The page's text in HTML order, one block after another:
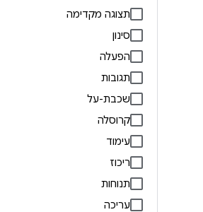
תצוגה מקדימה
סינון
הפעלה
תגובות
שכבת-על
קרוסלה
עימוד
ריכוז
תנוחות
עריכה